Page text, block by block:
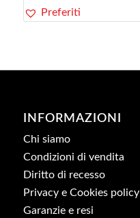
Preferiti
INFORMAZIONI
Chi siamo
Condizioni di vendita
Diritto di recesso
Privacy e Cookies policy
Garanzie e resi